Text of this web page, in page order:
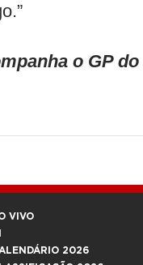
o GP
VIVO
2026